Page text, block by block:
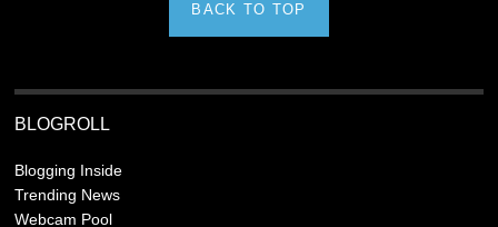
BACK TO TOP
BLOGROLL
Blogging Inside
Trending News
Webcam Pool